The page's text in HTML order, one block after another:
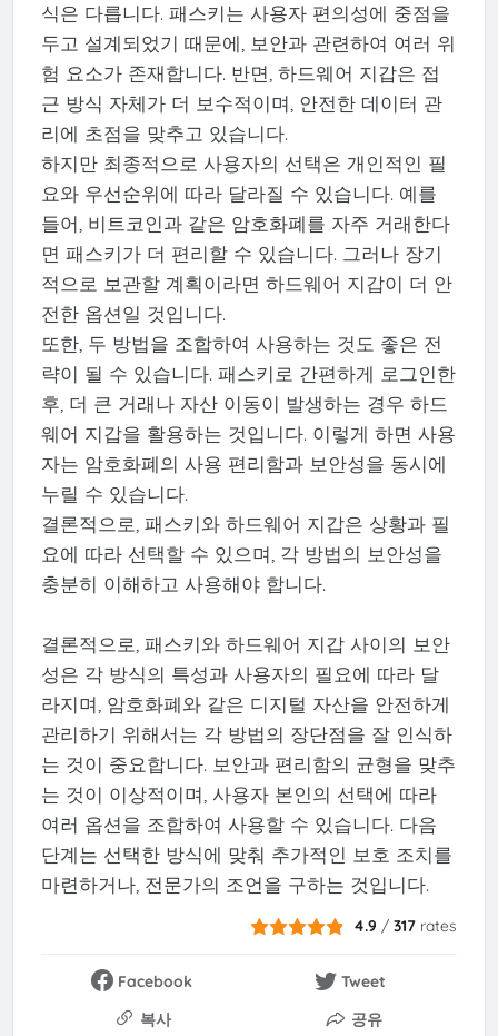
식은 다릅니다. 패스키는 사용자 편의성에 중점을
두고 설계되었기 때문에, 보안과 관련하여 여러 위
험 요소가 존재합니다. 반면, 하드웨어 지갑은 접
근 방식 자체가 더 보수적이며, 안전한 데이터 관
리에 초점을 맞추고 있습니다.
하지만 최종적으로 사용자의 선택은 개인적인 필
요와 우선순위에 따라 달라질 수 있습니다. 예를
들어, 비트코인과 같은 암호화폐를 자주 거래한다
면 패스키가 더 편리할 수 있습니다. 그러나 장기
적으로 보관할 계획이라면 하드웨어 지갑이 더 안
전한 옵션일 것입니다.
또한, 두 방법을 조합하여 사용하는 것도 좋은 전
략이 될 수 있습니다. 패스키로 간편하게 로그인한
후, 더 큰 거래나 자산 이동이 발생하는 경우 하드
웨어 지갑을 활용하는 것입니다. 이렇게 하면 사용
자는 암호화폐의 사용 편리함과 보안성을 동시에
누릴 수 있습니다.
결론적으로, 패스키와 하드웨어 지갑은 상황과 필
요에 따라 선택할 수 있으며, 각 방법의 보안성을
충분히 이해하고 사용해야 합니다.
결론적으로, 패스키와 하드웨어 지갑 사이의 보안
성은 각 방식의 특성과 사용자의 필요에 따라 달
라지며, 암호화폐와 같은 디지털 자산을 안전하게
관리하기 위해서는 각 방법의 장단점을 잘 인식하
는 것이 중요합니다. 보안과 편리함의 균형을 맞추
는 것이 이상적이며, 사용자 본인의 선택에 따라
여러 옵션을 조합하여 사용할 수 있습니다. 다음
단계는 선택한 방식에 맞춰 추가적인 보호 조치를
마련하거나, 전문가의 조언을 구하는 것입니다.
4.9 /317 rates
Facebook
Tweet
복사
공유